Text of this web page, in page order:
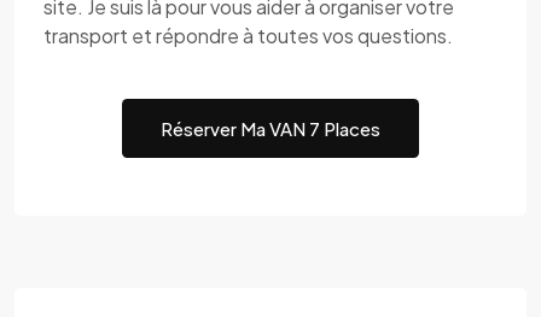
site. Je suis là pour vous aider à organiser votre
transport et répondre à toutes vos questions.
Réserver Ma VAN 7 Places